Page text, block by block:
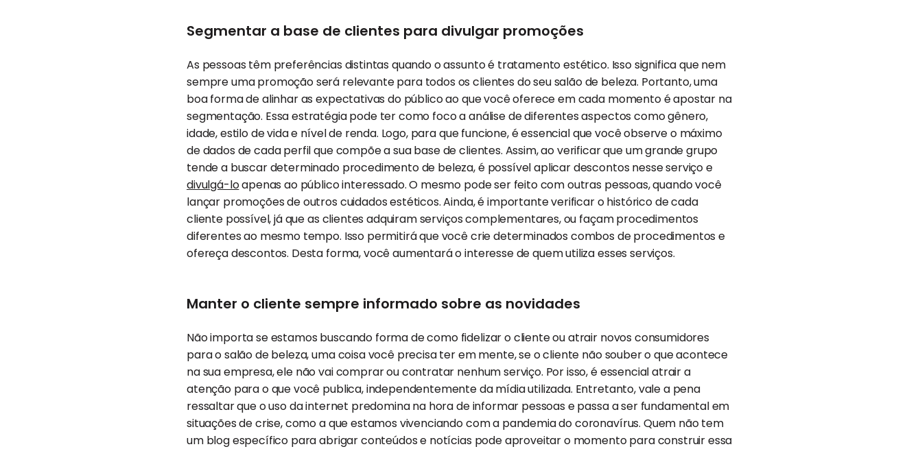
Segmentar a base de clientes para divulgar promoções
As pessoas têm preferências distintas quando o assunto é tratamento estético. Isso significa que nem
sempre uma promoção será relevante para todos os clientes do seu salão de beleza. Portanto, uma
boa forma de alinhar as expectativas do público ao que você oferece em cada momento é apostar na
segmentação. Essa estratégia pode ter como foco a análise de diferentes aspectos como gênero,
idade, estilo de vida e nível de renda. Logo, para que funcione, é essencial que você observe o máximo
de dados de cada perfil que compõe a sua base de clientes. Assim, ao verificar que um grande grupo
tende a buscar determinado procedimento de beleza, é possível aplicar descontos nesse serviço e
divulgá-loapenas ao público interessado. O mesmo pode ser feito com outras pessoas, quando você
lançar promoções de outros cuidados estéticos. Ainda, é importante verificar o histórico de cada
cliente possível, já que as clientes adquiram serviços complementares, ou façam procedimentos
diferentes ao mesmo tempo. Isso permitirá que você crie determinados combos de procedimentos e
ofereça descontos. Desta forma, você aumentará o interesse de quem utiliza esses serviços.
Manter o cliente sempre informado sobre as novidades
Não importa se estamos buscando forma de como fidelizar o cliente ou atrair novos consumidores
para o salão de beleza, uma coisa você precisa ter em mente, se o cliente não souber o que acontece
na sua empresa, ele não vai comprar ou contratar nenhum serviço. Por isso, é essencial atrair a
atenção para o que você publica, independentemente da mídia utilizada. Entretanto, vale a pena
ressaltar que o uso da internet predomina na hora de informar pessoas e passa a ser fundamental em
situações de crise, como a que estamos vivenciando com a pandemia do coronavírus. Quem não tem
um blog específico para abrigar conteúdos e notícias pode aproveitar o momento para construir essa